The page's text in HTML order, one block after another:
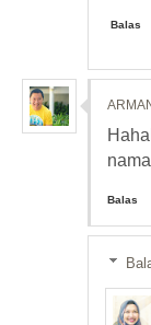
Balas
Balas